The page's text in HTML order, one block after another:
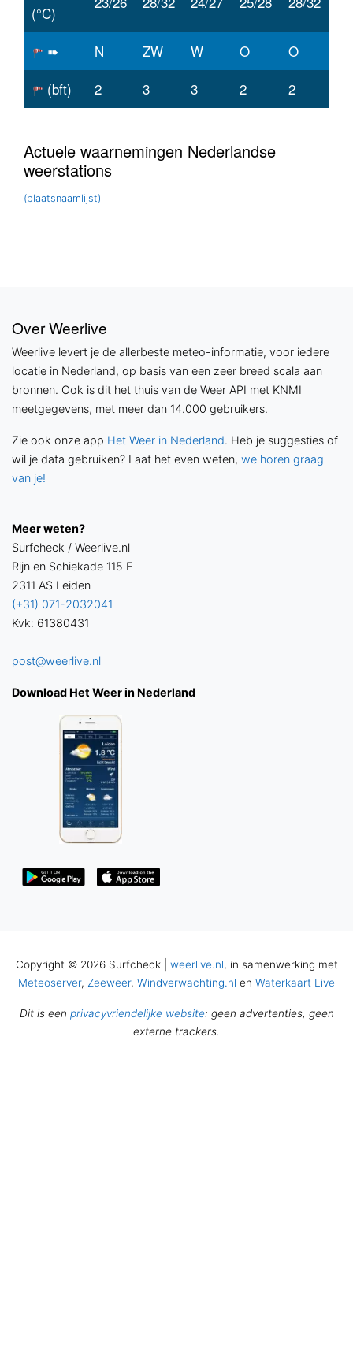
(°C)
➠ N ZW W O
O
(bft)
2 3 3 2 2
Actuele waarnemingen Nederlandse
weerstations
(plaatsnaamlijst)
Over Weerlive
Weerlive levert je de allerbeste meteo-informatie, voor iedere
locatie in Nederland, op basis van een zeer breed scala aan
bronnen. Ook is dit het thuis van de Weer API met KNMI
meetgegevens, met meer dan 14.000 gebruikers.
Zie ook onze app Het Weer in Nederland. Heb je suggesties of
wil je data gebruiken? Laat het even weten, we horen graag
van je!
Meer weten?
Surfcheck / Weerlive.nl
Rijn en Schiekade 115 F
2311 AS Leiden
(+31) 071-2032041
Kvk: 61380431
post@weerlive.nl
Download Het Weer in Nederland
Copyright © 2026 Surfcheck | weerlive.nl, in samenwerking met
Meteoserver, Zeeweer, Windverwachting.nl en Waterkaart Live
Dit is een privacyvriendelijke website: geen advertenties, geen
externe trackers.